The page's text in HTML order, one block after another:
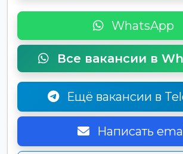
WhatsApp
Все вакансии в
Ещё вакансии в
Написать